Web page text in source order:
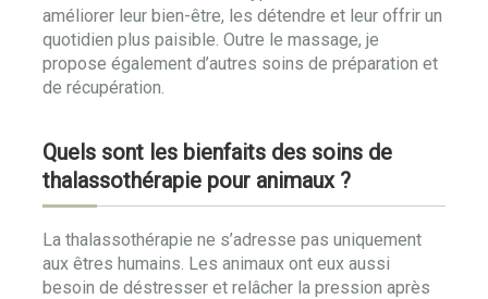
améliorer leur bien-être, les détendre et leur offrir un
quotidien plus paisible. Outre le massage, je
propose également d’autres soins de préparation et
de récupération.
Quels sont les bienfaits des soins de
thalassothérapie pour animaux ?
La thalassothérapie ne s’adresse pas uniquement
aux êtres humains. Les animaux ont eux aussi
besoin de déstresser et relâcher la pression après